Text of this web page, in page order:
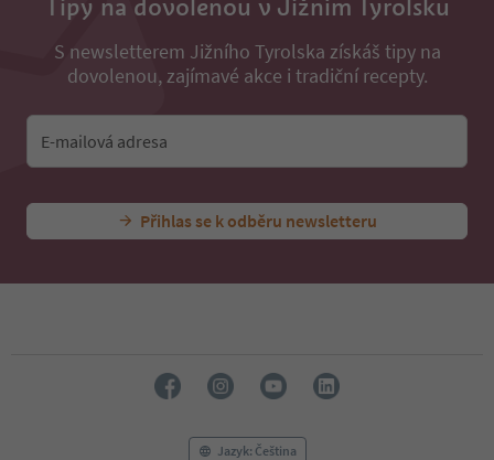
Tipy na dovolenou v Jižním Tyrolsku
S newsletterem Jižního Tyrolska získáš tipy na
dovolenou, zajímavé akce i tradiční recepty.
E-mailová adresa
Přihlas se k odběru newsletteru
Jazyk: Čeština